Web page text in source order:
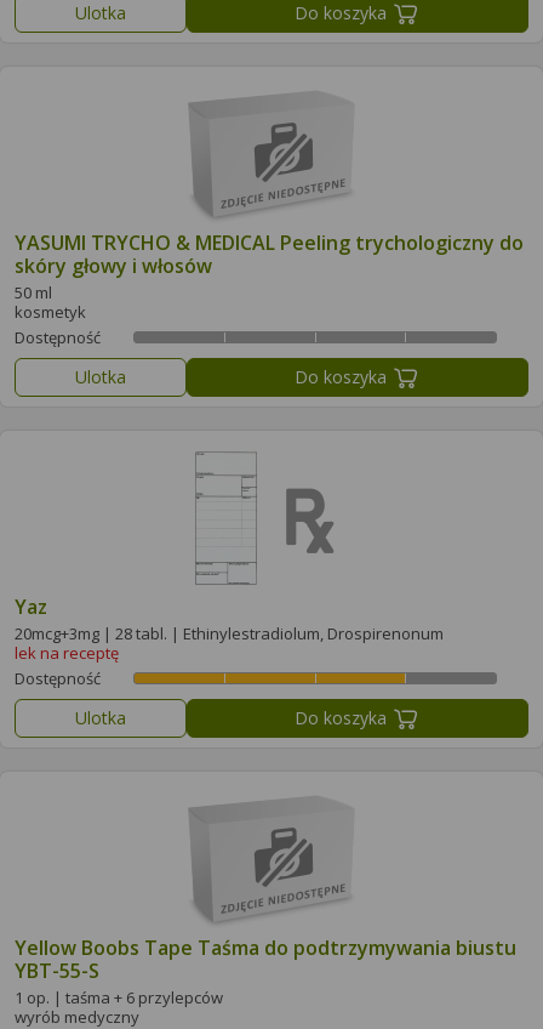
Ulotka Do koszyka
YASUMI TRYCHO & MEDICAL Peeling trychologiczny do
skóry głowy i włosów
50 ml
kosmetyk
Dostępność
Ulotka Do koszyka
Yaz
20mcg+3mg | 28 tabl. | Ethinylestradiolum, Drospirenonum
lek na receptę
Dostępność
Ulotka Do koszyka
Yellow Boobs Tape Taśma do podtrzymywania biustu
YBT-55-S
1 op. | taśma + 6 przylepców
wyrób medyczny